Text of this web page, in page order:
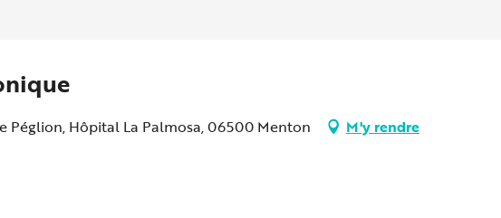
Péglion, Hôpital La Palmosa, 06500 Menton M'y rendre